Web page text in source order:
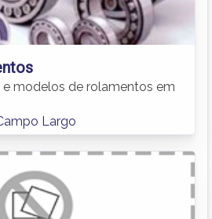
modelos de rolamentos em
Largo